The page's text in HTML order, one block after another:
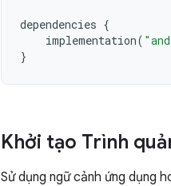
dependencies {
implementation(
}
Khởi tạo Trình
Sử dụng ngữ cảnh ứng dụng